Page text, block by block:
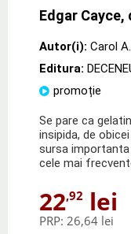
Edgar
Autor(i): Carol
Editura:
promoție
Se pare ca
insipida, de
sursa
cele mai
22,92 lei
PRP: 26,64 lei